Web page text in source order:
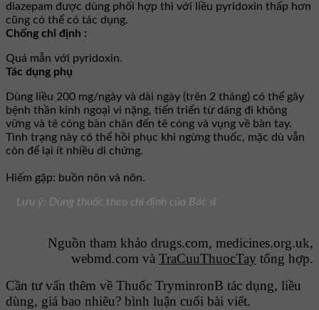
diazepam được dùng phối hợp thì với liều pyridoxin thấp hơn
cũng có thể có tác dụng.
Chống chỉ định :
Quá mẫn với pyridoxin.
Tác dụng phụ
Dùng liều 200 mg/ngày và dài ngày (trên 2 tháng) có thể gây
bệnh thần kinh ngoại vi nặng, tiến triển từ dáng đi không
vững và tê cóng bàn chân đến tê cóng và vụng về bàn tay.
Tình trạng này có thể hồi phục khi ngừng thuốc, mặc dù vẫn
còn để lại ít nhiều di chứng.
Hiếm gặp: buồn nôn và nôn.
Lưu ý: Dùng thuốc theo chỉ định của Bác sĩ
Nguồn tham khảo drugs.com, medicines.org.uk,
webmd.com và TraCuuThuocTay tổng hợp.
Cần tư vấn thêm về Thuốc TryminronB tác dụng, liều
dùng, giá bao nhiêu? bình luận cuối bài viết.